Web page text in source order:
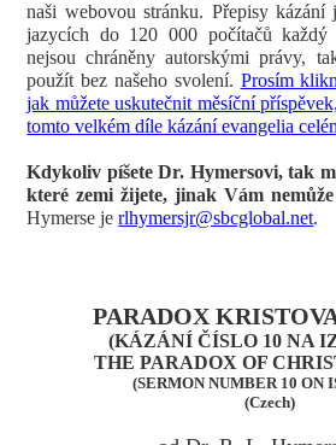
naši webovou stránku. Přepisy kázání
jazycích do 120 000 počítačů každý
nejsou chráněny autorskými právy,
použít bez našeho svolení. Prosím
jak můžete uskutečnit měsíční
tomto velkém díle kázání evangelia
Kdykoliv píšete Dr. Hymersovi, tak
které zemi žijete, jinak Vám nemůže
Hymerse jerlhymersjr@sbcglobal.net.
PARADOX
(KÁZÁNÍ ČÍSLO 10 NA
THE PARADOX OF
(SERMON NUMBER 10 ON
(Czech)